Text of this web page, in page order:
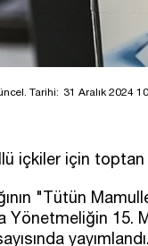
Tarihi: 31 Aralık 2024
içkiler için
"Tütün
Yönetmeliğin 15.
yayımlandı.